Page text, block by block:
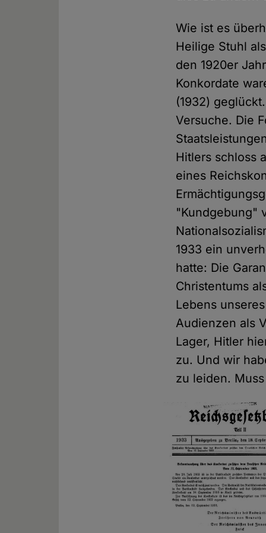
Wie ist es
Heilige Stuhl
den 1920er
Konkordate
(1932)
Versuche. Die
Hitlers schloss
eines
"Kundgebung"
1933 ein
hatte: Die
Christentums
Lebens
Audienzen als
Lager, Hitler
zu. Und wir
zu leiden.